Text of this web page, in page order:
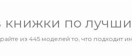
книжки по
из 445 моделей то, что подходит